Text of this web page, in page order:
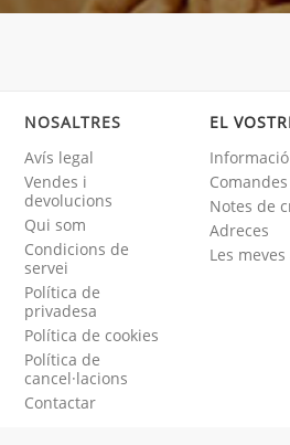
NOSALTRES
Avís legal
Vendes i
devolucions
Qui som
Condicions de
servei
Política de
privadesa
Política de cookies
Política de
cancel·lacions
Contactar
EL
Comandes
Notes de
Adreces
Les